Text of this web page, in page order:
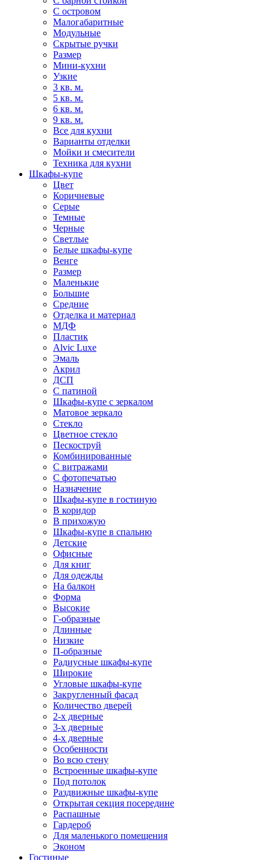
С островом
Малогабаритные
Модульные
Скрытые ручки
Размер
Мини-кухни
Узкие
3 кв. м.
5 кв. м.
6 кв. м.
9 кв. м.
Все для кухни
Варианты отделки
Мойки и смесители
Техника для кухни
Шкафы-купе
Цвет
Коричневые
Серые
Темные
Черные
Светлые
Белые шкафы-купе
Венге
Размер
Маленькие
Большие
Средние
Отделка и материал
МДФ
Пластик
Alvic Luxe
Эмаль
Акрил
ДСП
С патиной
Шкафы-купе с зеркалом
Матовое зеркало
Стекло
Цветное стекло
Пескоструй
Комбинированные
С витражами
С фотопечатью
Назначение
Шкафы-купе в гостиную
В коридор
В прихожую
Шкафы-купе в спальню
Детские
Офисные
Для книг
Для одежды
На балкон
Форма
Высокие
Г-образные
Длинные
Низкие
П-образные
Радиусные шкафы-купе
Широкие
Угловые шкафы-купе
Закругленный фасад
Количество дверей
2-х дверные
3-х дверные
4-х дверные
Особенности
Во всю стену
Встроенные шкафы-купе
Под потолок
Раздвижные шкафы-купе
Открытая секция посередине
Распашные
Гардероб
Для маленького помещения
Эконом
Гостиные